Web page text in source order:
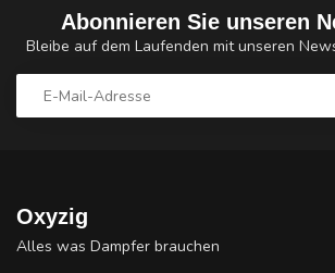
Abonnieren Sie unseren
Bleibe auf dem Laufenden mit unseren
Oxyzig
Alles was Dampfer brauchen